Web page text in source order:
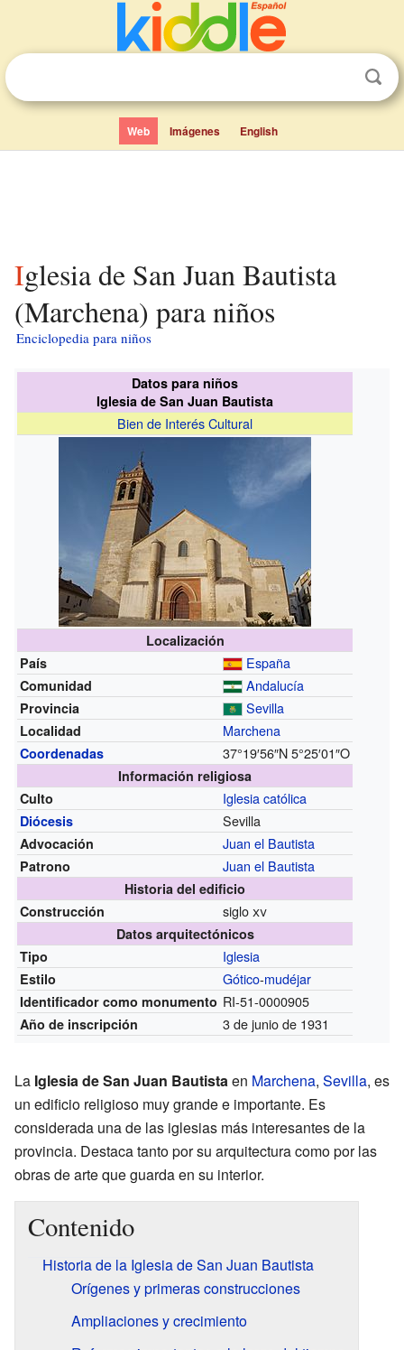
Web Imágenes English
Iglesia de San Juan Bautista
(Marchena) para niños
Enciclopedia para niños
Datos para niños
Iglesia de San Juan Bautista
Bien de Interés Cultural
Localización
País
España
Comunidad Andalucía
Provincia Sevilla
Localidad Marchena
Coordenadas 37°19′56″N5°25′01″O
Información religiosa
Culto
Iglesia católica
Diócesis Sevilla
Advocación Juan el Bautista
Patrono Juan el Bautista
Historia del edificio
Construcción
sigloxv
Datos arquitectónicos
Tipo
Iglesia
Estilo Gótico-mudéjar
Identificador como monumento RI-51-0000905
Año de inscripción 3 de junio de 1931
La Iglesia de San Juan Bautistaen Marchena, Sevilla, es
un edificio religioso muy grande e importante. Es
considerada una de las iglesias más interesantes de la
provincia. Destaca tanto por su arquitectura como por las
obras de arte que guarda en su interior.
Contenido
Historia de la Iglesia de San Juan Bautista
Orígenes y primeras construcciones
Ampliaciones y crecimiento